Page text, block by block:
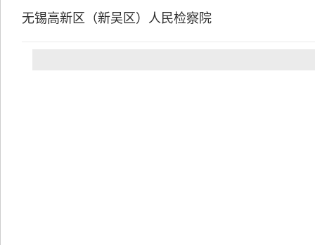
无锡高新区（新吴区）人民检察院